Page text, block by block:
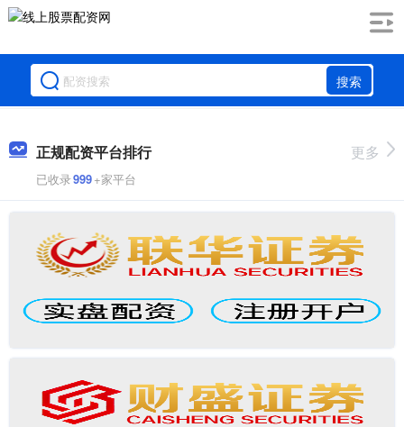
搜索
正规配资平台排行
已收录999+家平台
更多